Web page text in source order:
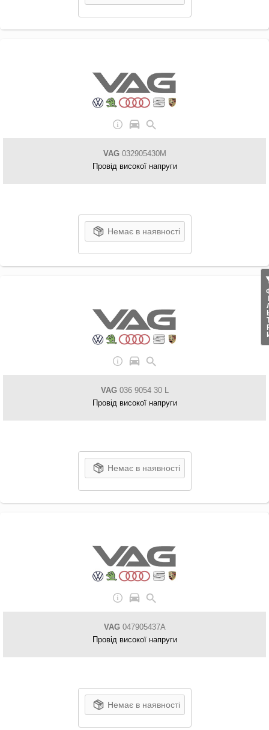
VAG032905430M
Провід високої напруги
Немає в наявності
VAG036 9054 30 L
Провід високої напруги
Немає в наявності
VAG047905437A
Провід високої напруги
Немає в наявності